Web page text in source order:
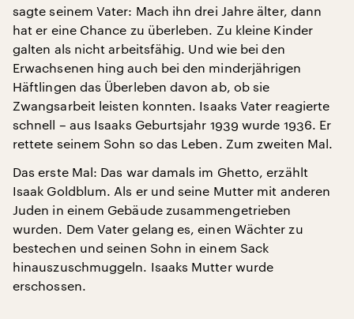
sagte seinem Vater: Mach ihn drei Jahre älter, dann
hat er eine Chance zu überleben. Zu kleine Kinder
galten als nicht arbeitsfähig. Und wie bei den
Erwachsenen hing auch bei den minderjährigen
Häftlingen das Überleben davon ab, ob sie
Zwangsarbeit leisten konnten. Isaaks Vater reagierte
schnell – aus Isaaks Geburtsjahr 1939 wurde 1936. Er
rettete seinem Sohn so das Leben. Zum zweiten Mal.
Das erste Mal: Das war damals im Ghetto, erzählt
Isaak Goldblum. Als er und seine Mutter mit anderen
Juden in einem Gebäude zusammengetrieben
wurden. Dem Vater gelang es, einen Wächter zu
bestechen und seinen Sohn in einem Sack
hinauszuschmuggeln. Isaaks Mutter wurde
erschossen.